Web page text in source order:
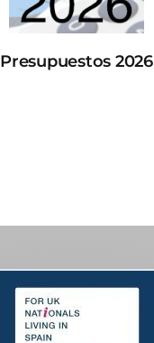
Presupuestos 2026